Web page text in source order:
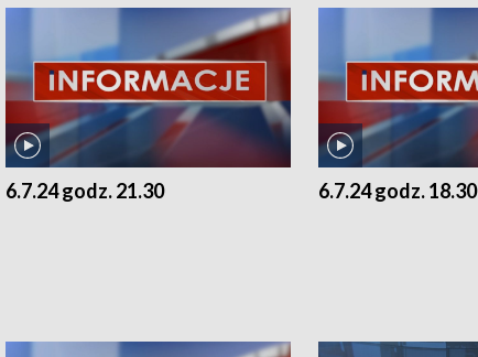
6.7.24 godz. 21.30 6.7.24 godz. 18.30